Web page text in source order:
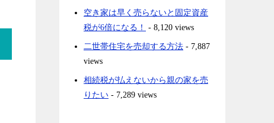
空き家は早く売らないと固定資産
税が6倍になる！
- 8,120 views
二世帯住宅を売却する方法 - 7,887
views
相続税が払えないから親の家を売
りたい - 7,289 views